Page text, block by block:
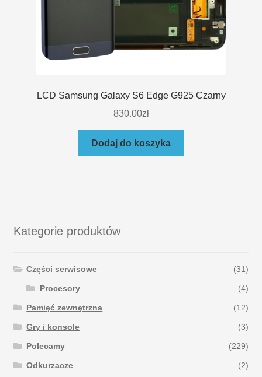
LCD Samsung Galaxy S6 Edge G925 Czarny
830.00zł
Dodaj do koszyka
Kategorie produktów
Części serwisowe (31)
Procesory (4)
Pamięć zewnętrzna (12)
Gry i konsole (3)
Polecamy (229)
Odkurzacze (2)